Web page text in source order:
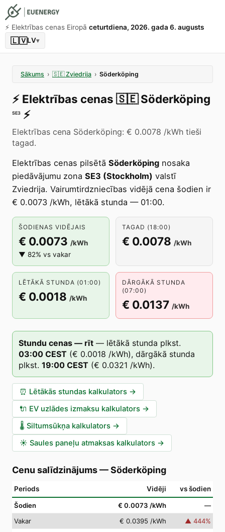
⚡️ Elektrības cenas Eiropā ceturtdiena, 2026. gada 6. augusts
🇱🇻LV▾
Sākums › 🇸🇪 Zviedrija › Söderköping
⚡️ Elektrības cenas 🇸🇪 Söderköping
SE3 ⚡️
Elektrības cena Söderköping: € 0.0078 /kWh tieši
tagad.
Elektrības cenas pilsētā Söderköping nosaka
piedāvājumu zona SE3 (Stockholm) valstī
Zviedrija. Vairumtirdzniecības vidējā cena šodien ir
€ 0.0073 /kWh, lētākā stunda — 01:00.
ŠODIENAS VIDĒJAIS
€ 0.0073 /kWh
▼ 82% vs vakar
TAGAD (18:00)
€ 0.0078 /kWh
LĒTĀKĀ STUNDA (01:00)
€ 0.0018 /kWh
DĀRGĀKĀ STUNDA
(07:00)
€ 0.0137 /kWh
Stundu cenas — rīt — lētākā stunda plkst.
03:00 CEST (€ 0.0018 /kWh), dārgākā stunda
plkst. 19:00 CEST (€ 0.0321 /kWh).
⏰ Lētākās stundas kalkulators →
🔌 EV uzlādes izmaksu kalkulators →
🌡️ Siltumsūkņa kalkulators →
☀️ Saules paneļu atmaksas kalkulators →
Cenu salīdzinājums—Söderköping
Periods Vidēji vs šodien
Šodien € 0.0073 /kWh
—
Vakar
€ 0.0395 /kWh ▲ 444%